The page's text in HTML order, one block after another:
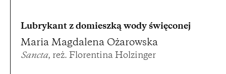
Lubrykant z domieszką wody święconej
Maria Magdalena Ożarowska
Sancta, reż. Florentina Holzinger